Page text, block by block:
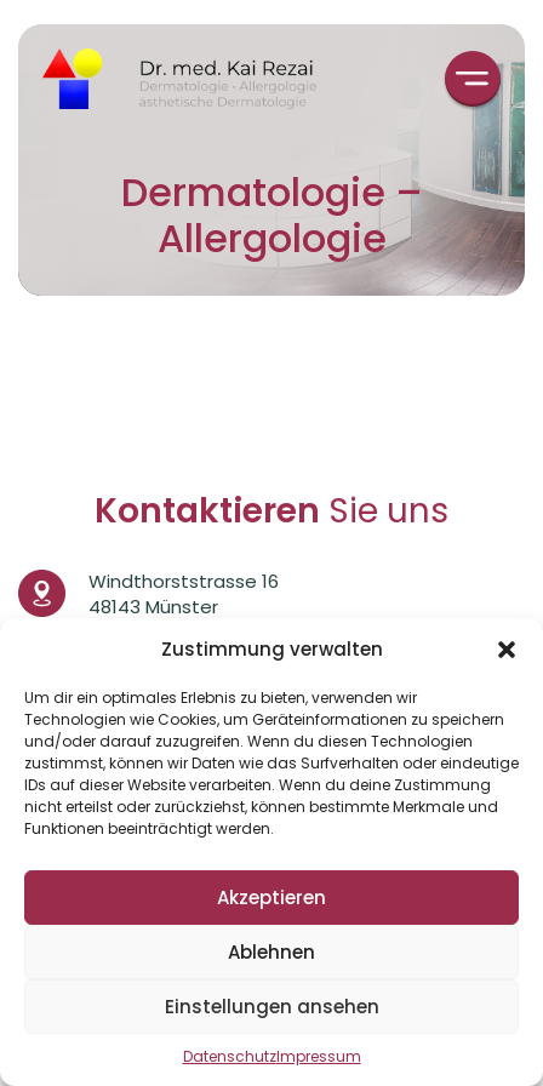
Zustimmung verwalten
Um dir ein optimales Erlebnis zu bieten, verwenden wir
Technologien wie Cookies, um Geräteinformationen zu speichern
und/oder darauf zuzugreifen. Wenn du diesen Technologien
zustimmst, können wir Daten wie das Surfverhalten oder eindeutige
IDs auf dieser Website verarbeiten. Wenn du deine Zustimmung
nicht erteilst oder zurückziehst, können bestimmte Merkmale und
Funktionen beeinträchtigt werden.
Akzeptieren
Ablehnen
Einstellungen ansehen
DatenschutzImpressum
Dermatologie –
Allergologie
Kontaktieren Sie uns
Windthorststrasse 16
48143 Münster
Tel.: 0251 – 4 20 51
info@hautarzt-muenster.de
Impressum